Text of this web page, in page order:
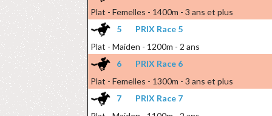
Plat - Femelles - 1400m - 3 ans et plus
5
PRIX Race 5
Plat - Maiden - 1200m - 2 ans
6
PRIX Race 6
Plat - Femelles - 1300m - 3 ans et plus
7
PRIX Race 7